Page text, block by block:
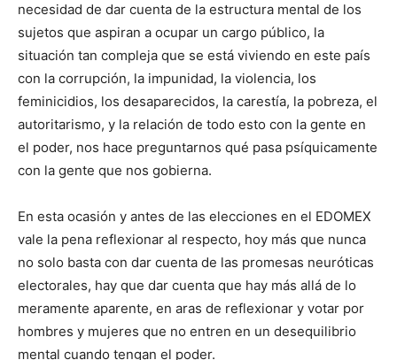
necesidad de dar cuenta de la estructura mental de los
sujetos que aspiran a ocupar un cargo público, la
situación tan compleja que se está viviendo en este país
con la corrupción, la impunidad, la violencia, los
feminicidios, los desaparecidos, la carestía, la pobreza, el
autoritarismo, y la relación de todo esto con la gente en
el poder, nos hace preguntarnos qué pasa psíquicamente
con la gente que nos gobierna.
En esta ocasión y antes de las elecciones en el EDOMEX
vale la pena reflexionar al respecto, hoy más que nunca
no solo basta con dar cuenta de las promesas neuróticas
electorales, hay que dar cuenta que hay más allá de lo
meramente aparente, en aras de reflexionar y votar por
hombres y mujeres que no entren en un desequilibrio
mental cuando tengan el poder.